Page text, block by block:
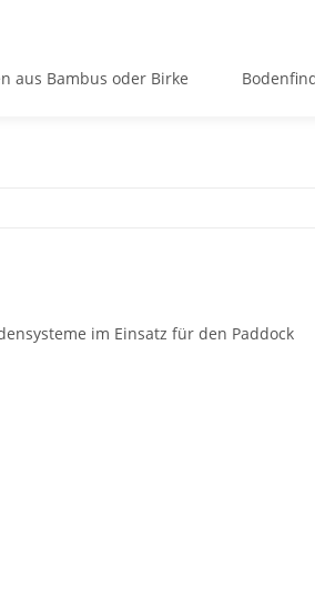
aus Bambus oder Birke
im Einsatz für den Paddock